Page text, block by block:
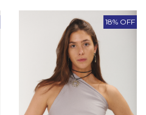
18% OFF